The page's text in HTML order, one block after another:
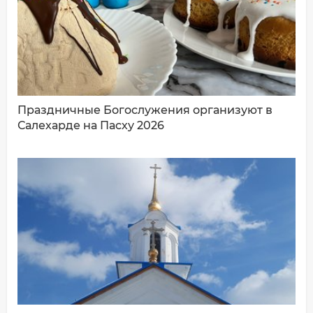
ДОБАВИТЬ КОММЕНТАРИЙ
Праздничные Богослужения организуют в
Салехарде на Пасху 2026